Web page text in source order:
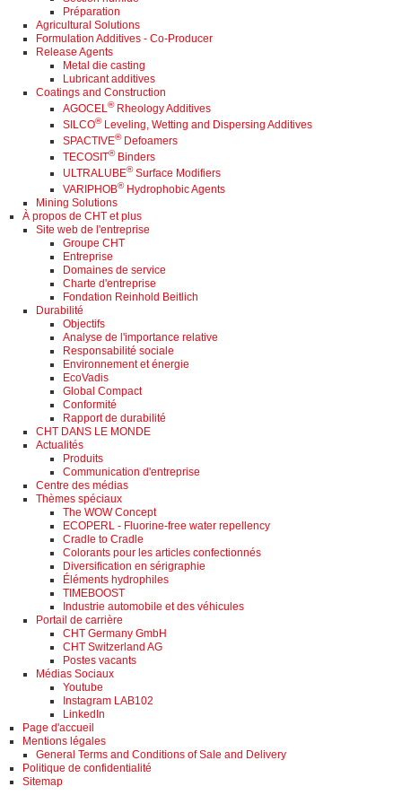
Préparation
Agricultural Solutions
Formulation Additives - Co-Producer
Release Agents
Metal die casting
Lubricant additives
Coatings and Construction
AGOCEL®Rheology Additives
SILCO®Leveling, Wetting and Dispersing Additives
SPACTIVE®Defoamers
TECOSIT®Binders
ULTRALUBE®Surface Modifiers
VARIPHOB®Hydrophobic Agents
Mining Solutions
À propos de CHT et plus
Site web de l'entreprise
Groupe CHT
Entreprise
Domaines de service
Charte d'entreprise
Fondation Reinhold Beitlich
Durabilité
Objectifs
Analyse de l'importance relative
Responsabilité sociale
Environnement et énergie
EcoVadis
Global Compact
Conformité
Rapport de durabilité
CHT DANS LE MONDE
Actualités
Produits
Communication d'entreprise
Centre des médias
Thèmes spéciaux
The WOW Concept
ECOPERL - Fluorine-free water repellency
Cradle to Cradle
Colorants pour les articles confectionnés
Diversification en sérigraphie
Éléments hydrophiles
TIMEBOOST
Industrie automobile et des véhicules
Portail de carrière
CHT Germany GmbH
CHT Switzerland AG
Postes vacants
Médias Sociaux
Youtube
Instagram LAB102
LinkedIn
Page d'accueil
Mentions légales
General Terms and Conditions of Sale and Delivery
Politique de confidentialité
Sitemap